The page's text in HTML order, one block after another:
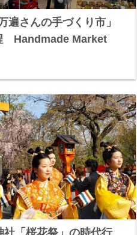
遍さんの手づくり市」
Handmade Market